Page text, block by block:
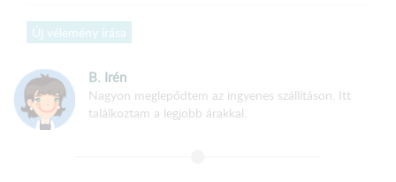
18 mm-es két oldalt laminált faforgácslap
Front:
Új vélemény írása
B. Irén
Nagyon meglepődtem az ingyenes szállításon. Itt
találkoztam a legjobb árakkal.